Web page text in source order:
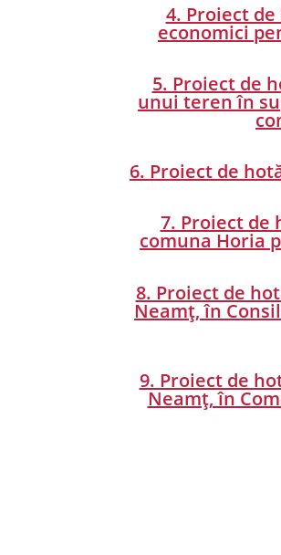
4. Proiect
economici
5. Proiect de
unui teren în
6. Proiect de
7. Proiect
comuna Horia
8. Proiect de
Neamț, în
9. Proiect de
Neamț, în